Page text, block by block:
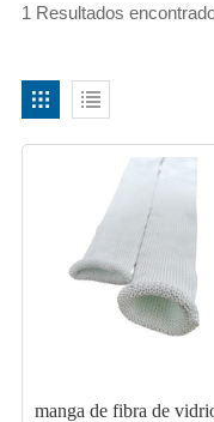
1 Resultados
manga de fibra de